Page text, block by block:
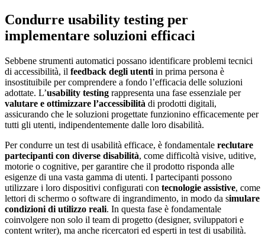
Condurre usability testing per
implementare soluzioni efficaci
Sebbene strumenti automatici possano identificare problemi tecnici
di accessibilità, il feedback degli utenti in prima persona è
insostituibile per comprendere a fondo l’efficacia delle soluzioni
adottate. L’usability testing rappresenta una fase essenziale per
valutare e ottimizzare l’accessibilità di prodotti digitali,
assicurando che le soluzioni progettate funzionino efficacemente per
tutti gli utenti, indipendentemente dalle loro disabilità.
Per condurre un test di usabilità efficace, è fondamentale reclutare
partecipanti con diverse disabilità, come difficoltà visive, uditive,
motorie o cognitive, per garantire che il prodotto risponda alle
esigenze di una vasta gamma di utenti. I partecipanti possono
utilizzare i loro dispositivi configurati con tecnologie assistive, come
lettori di schermo o software di ingrandimento, in modo da simulare
condizioni di utilizzo reali. In questa fase è fondamentale
coinvolgere non solo il team di progetto (designer, sviluppatori e
content writer), ma anche ricercatori ed esperti in test di usabilità.